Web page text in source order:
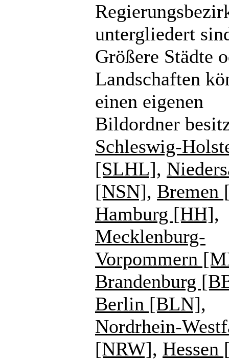
untergliedert
Größere Städte
Landschaften
einen eigenen
Bildordner
Schleswig-
[SLHL],
[NSN], Bremen
Hamburg [HH],
Mecklenburg-
Vorpommern
Brandenburg
Berlin [BLN],
Nordrhein-
[NRW], Hessen